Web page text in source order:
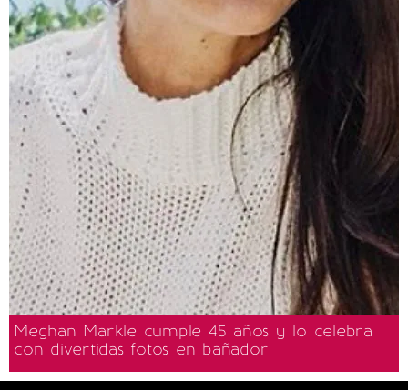
Meghan Markle cumple 45 años y lo celebra
con divertidas fotos en bañador